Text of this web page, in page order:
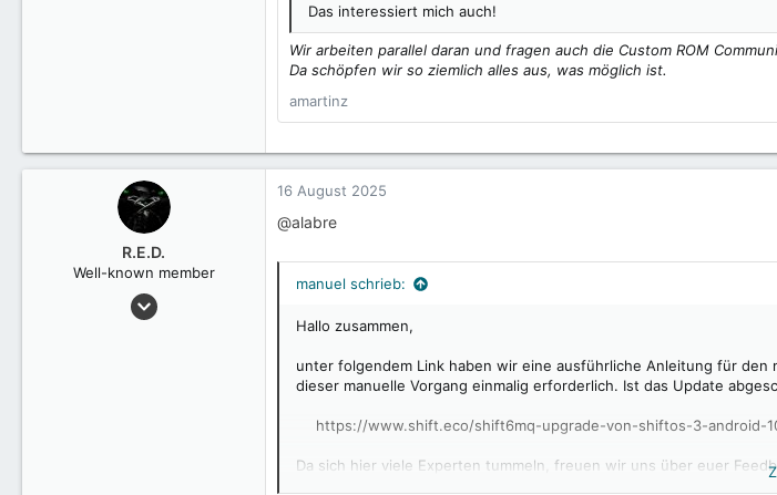
Das interessiert mich auch!
Wir arbeiten parallel daran und fragen auch die Custom ROM
Da schöpfen wir so ziemlich alles aus, was möglich ist.
amartinz
R.E.D.
Well-known member
15 Januar 2025
16 August 2025
@alabre
manuel schrieb:
Hallo zusammen,
unter folgendem Link haben wir eine ausführliche Anleitung für
dieser manuelle Vorgang einmalig erforderlich. Ist das Update
https://www.shift.eco/shift6mq-upgrade-von-shiftos-3-android-
Da sich hier viele Experten tummeln, freuen wir uns über euer
werden sollten oder beinhaltet die Anleitung Beschreibungen, die